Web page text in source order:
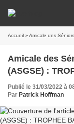
Accueil » Amicale des
Amicale des
(ASGSE) :
Publié le 31/03/2022 à
Par Patrick Hoffman